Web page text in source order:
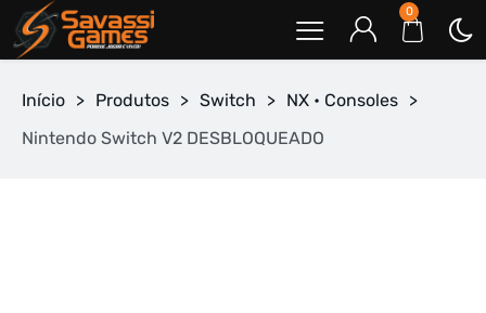
0
Início > Produtos > Switch > NX • Consoles >
Nintendo Switch V2 DESBLOQUEADO